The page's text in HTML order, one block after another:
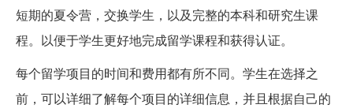
短期的夏令营，交换学生，以及完整的本科和研究生课
程。以便于学生更好地完成留学课程和获得认证。
每个留学项目的时间和费用都有所不同。学生在选择之
前，可以详细了解每个项目的详细信息，并且根据自己的